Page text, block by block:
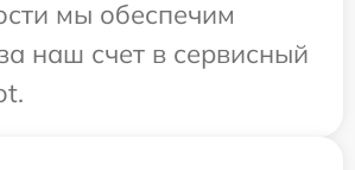
мы обеспечим
наш счет в сервисный